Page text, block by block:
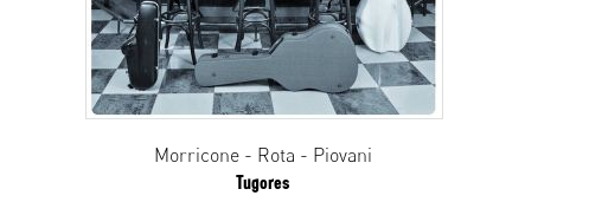
Morricone - Rota - Piovani
Tugores